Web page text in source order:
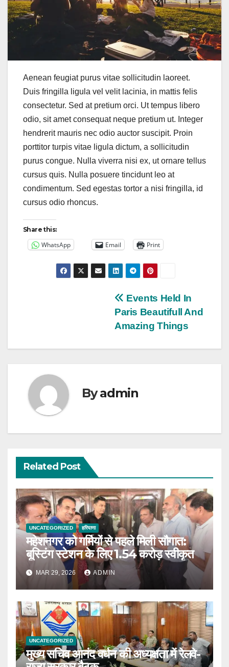
Aenean feugiat purus vitae sollicitudin laoreet.
Duis fringilla ligula vel velit lacinia, in mattis felis
consectetur. Sed at pretium orci. Ut tempus libero
odio, sit amet consequat neque pretium ut. Integer
hendrerit mauris nec odio auctor suscipit. Proin
porttitor turpis vitae ligula dictum, a sollicitudin
purus congue. Nulla viverra nisi ex, ut ornare tellus
cursus quis. Nulla posuere tincidunt leo at
condimentum. Sed egestas tortor a nisi fringilla, id
cursus odio rhoncus.
Share this:
WhatsApp Email Print
Events Held In
Paris Beautifull And
Amazing Things
Byadmin
Related Post
UNCATEGORIZED हरियाणा
महेशनगर को गर्मियों से पहले मिली सौगात:
बूस्टिंग स्टेशन के लिए 1.54 करोड़ स्वीकृत
MAR 29, 2026 ADMIN
UNCATEGORIZED
मुख्य सचिव आनंद वर्धन की अध्यक्षता में रेलवे-